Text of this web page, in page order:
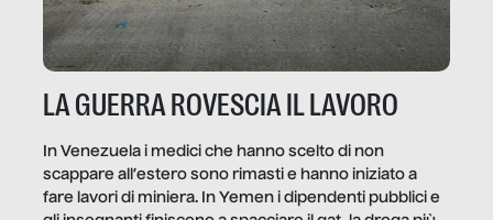
LA GUERRA ROVESCIA IL LAVORO
In Venezuela i medici che hanno scelto di non
scappare all’estero sono rimasti e hanno iniziato a
fare lavori di miniera. In Yemen i dipendenti pubblici e